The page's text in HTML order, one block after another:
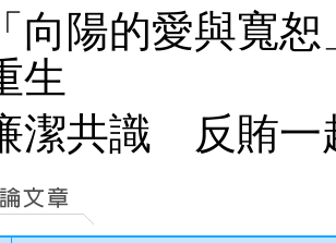
「向陽的愛與寬
生
潔共識 反賄一